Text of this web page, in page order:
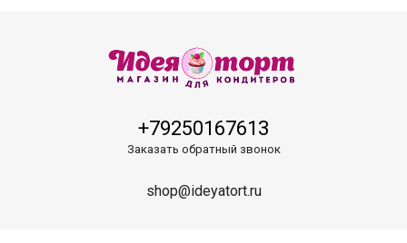
+79250167613
Заказать обратный звонок
shop@ideyatort.ru